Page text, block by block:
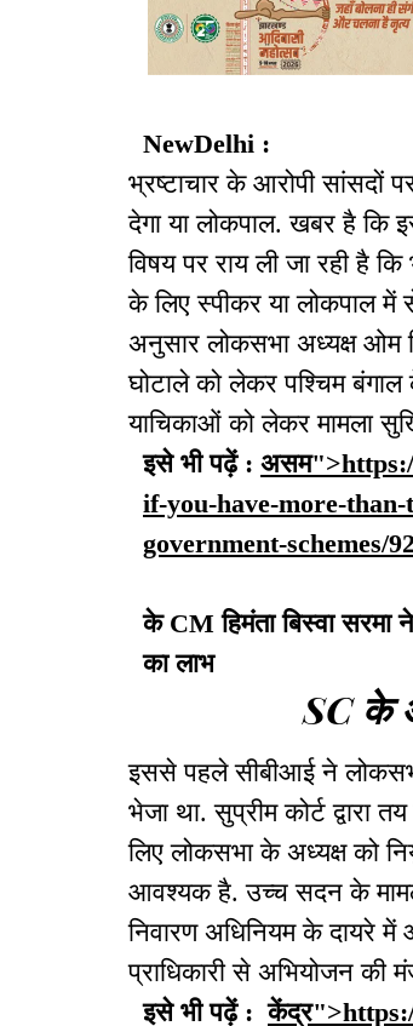
NewDelhi :
भ्रष्टाचार के आरोपी सांसदों
देगा या लोकपाल. खबर है कि
विषय पर राय ली जा रही है
के लिए स्पीकर या लोकपाल में
अनुसार लोकसभा अध्यक्ष ओम
घोटाले को लेकर पश्चिम
याचिकाओं को लेकर मामला
इसे भी पढ़ें :
if-you-have-more-
government-schemes/
के CM हिमंता बिस्वा सरमा
का लाभ
SC के
इससे पहले सीबीआई ने
भेजा था. सुप्रीम कोर्ट
लिए लोकसभा के अध्यक्ष को
आवश्यक है. उच्च सदन के मामले
निवारण अधिनियम के दायरे में
प्राधिकारी से अभियोजन की
इसे भी पढ़ें :